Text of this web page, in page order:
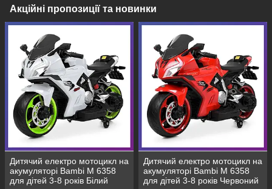
Акційні пропозиції та новинки
Дитячий електро мотоцикл на
акумуляторі Bambi M 6358
для дітей 3-8 років Білий
Дитячий електро мотоцикл на
акумуляторі Bambi M 6358
для дітей 3-8 років Червоний